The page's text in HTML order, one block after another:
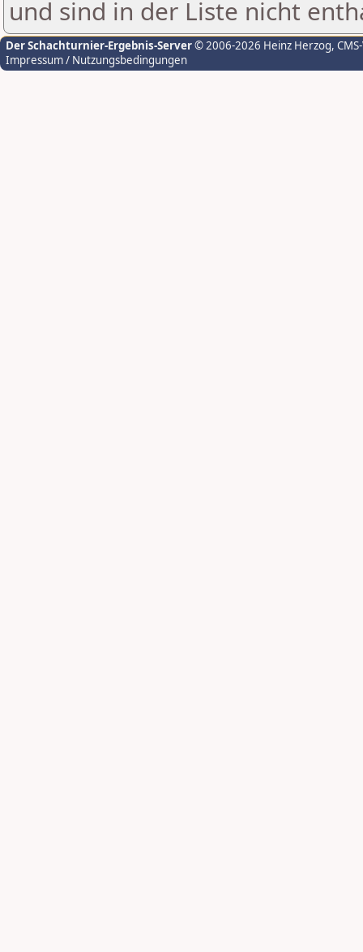
und sind in der Liste nicht
Der Schachturnier-Ergebnis-Server© 2006-2026 Heinz Herzog,
Impressum / Nutzungsbedingungen